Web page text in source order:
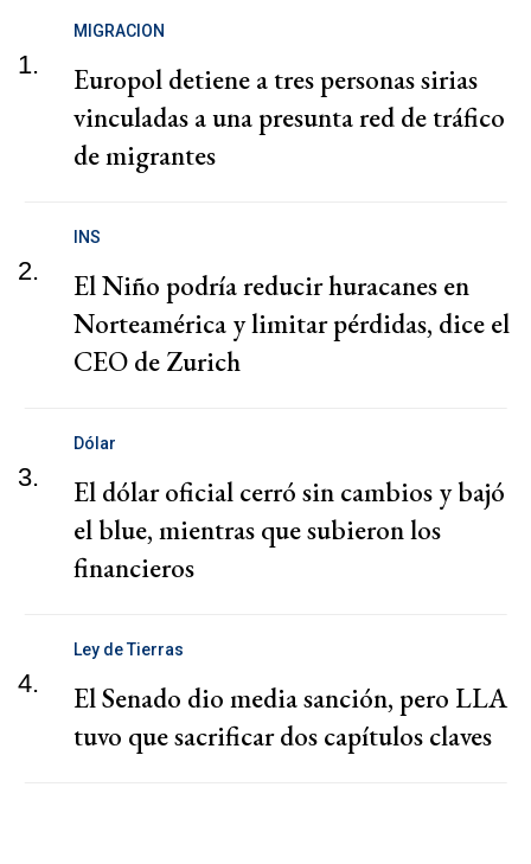
1.
MIGRACION
Europol detiene a tres personas sirias
vinculadas a una presunta red de tráfico
de migrantes
2.
INS
El Niño podría reducir huracanes en
Norteamérica y limitar pérdidas, dice el
CEO de Zurich
3.
Dólar
El dólar oficial cerró sin cambios y bajó
el blue, mientras que subieron los
financieros
4.
Ley de Tierras
El Senado dio media sanción, pero LLA
tuvo que sacrificar dos capítulos claves